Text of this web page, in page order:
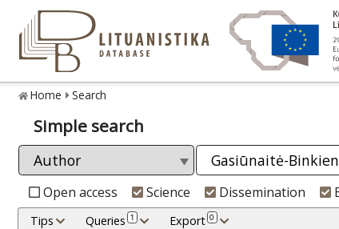
Home Search
Simple search
Open access Science Dissemination
Tips Queries 1 Export 0